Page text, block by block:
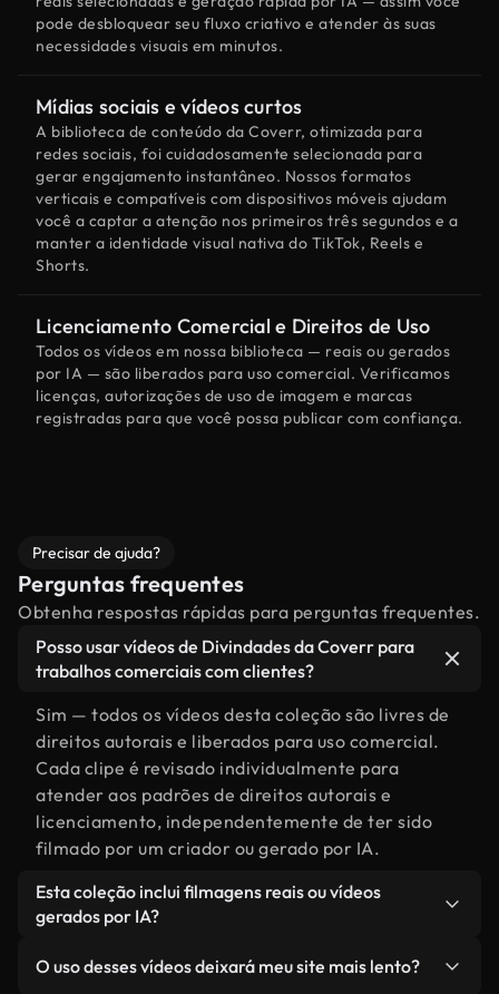
pode desbloquear seu fluxo criativo e atender às suas
necessidades visuais em minutos.
Mídias sociais e vídeos curtos
A biblioteca de conteúdo da Coverr, otimizada para
redes sociais, foi cuidadosamente selecionada para
gerar engajamento instantâneo. Nossos formatos
verticais e compatíveis com dispositivos móveis ajudam
você a captar a atenção nos primeiros três segundos e a
manter a identidade visual nativa do TikTok, Reels e
Shorts.
Licenciamento Comercial e Direitos de Uso
Todos os vídeos em nossa biblioteca — reais ou gerados
por IA — são liberados para uso comercial. Verificamos
licenças, autorizações de uso de imagem e marcas
registradas para que você possa publicar com confiança.
Precisar de ajuda?
Perguntas frequentes
Obtenha respostas rápidas para perguntas frequentes.
Posso usar vídeos de Divindades da Coverr para
trabalhos comerciais com clientes?
Sim — todos os vídeos desta coleção são livres de
direitos autorais e liberados para uso comercial.
Cada clipe é revisado individualmente para
atender aos padrões de direitos autorais e
licenciamento, independentemente de ter sido
filmado por um criador ou gerado por IA.
Esta coleção inclui filmagens reais ou vídeos
gerados por IA?
por filmagens reais, feitas por humanos,
O uso desses vídeos deixará meu site mais lento?